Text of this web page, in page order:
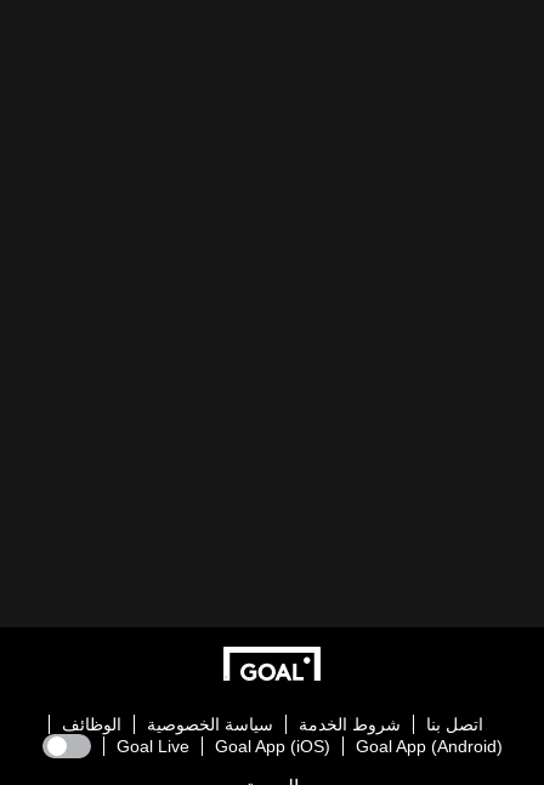
اتصل بنا شروط الخدمة سياسة الخصوصية
الوظائف
Goal App (Android)
Goal App (iOS)
Goal Live